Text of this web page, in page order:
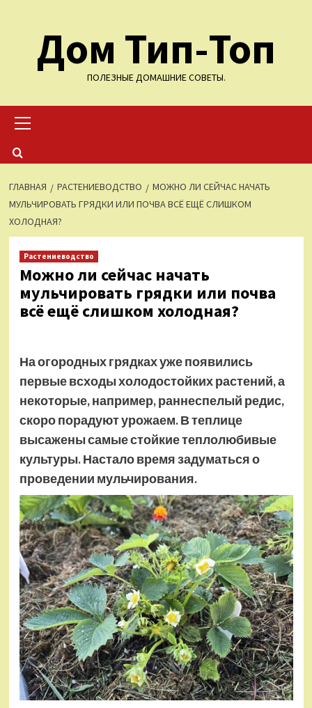
содержимомуДом Тип-Топ
ПОЛЕЗНЫЕ ДОМАШНИЕ СОВЕТЫ.
меню
ГЛАВНАЯ РАСТЕНИЕВОДСТВО
МОЖНО ЛИ СЕЙЧАС НАЧАТЬ
МУЛЬЧИРОВАТЬ ГРЯДКИ ИЛИ ПОЧВА ВСЁ ЕЩЁ СЛИШКОМ
ХОЛОДНАЯ?
Растениеводство
Можно ли сейчас начать
мульчировать грядки или почва
всё ещё слишком холодная?
На огородных грядках уже появились
первые всходы холодостойких растений, а
некоторые, например, раннеспелый редис,
скоро порадуют урожаем. В теплице
высажены самые стойкие теплолюбивые
культуры. Настало время задуматься о
проведении мульчирования.